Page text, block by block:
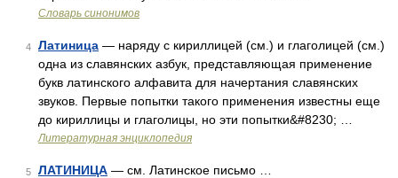
Словарь синонимов
4 Латиница — наряду с кириллицей (см.) и глаголицей (см.)
одна из славянских азбук, представляющая применение
букв латинского алфавита для начертания славянских
звуков. Первые попытки такого применения известны еще
до кириллицы и глаголицы, но эти попытки&#8230; …
Литературная энциклопедия
5 ЛАТИНИЦА — см. Латинское письмо …